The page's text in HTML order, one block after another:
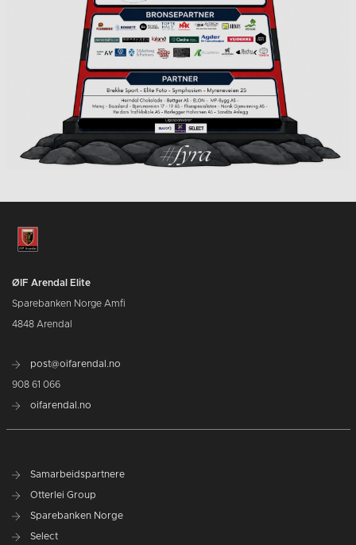
ØIF Arendal Elite
Sparebanken Norge Amfi
4848 Arendal
post@oifarendal.no
908 61 066
oifarendal.no
Samarbeidspartnere
Otterlei Group
Sparebanken Norge
Select